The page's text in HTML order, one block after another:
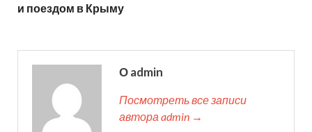
и поездом в Крыму
О admin
Посмотреть все записи
автора admin →